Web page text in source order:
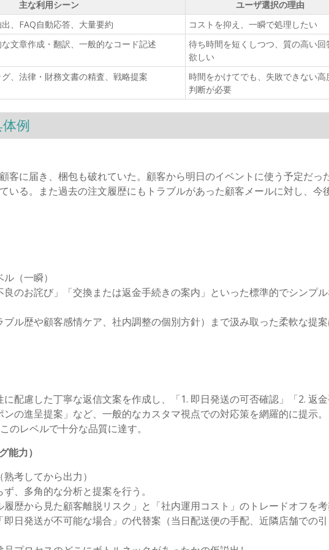
主な利用シーン
ユーザ選択の理由
、 FAQ自動応答、大量要約
コストを抑え、一瞬で処理したい
文章作成・翻訳、一般的なコード記述
待ち時間を短くしつつ、質の高い回
欲しい
、法律・財務文書の精査、戦略提案
時間をかけてでも、失敗できない高
判断が必要
例
客に届き、梱包も破れていた。顧客から明日のイベントに使う予定だっ
いる。また過去の注文履歴にもトラブルがあった顧客メールに対し、今
（一瞬）
良のお詫び」「交換または返金手続きの案内」といった標準的でシンプ
ル歴や顧客感情ケア、社内調整の個別方針）まで汲み取った柔軟な提案
に配慮した丁寧な返信文案を作成し、「1. 即日発送の可否確認」「2. 返
の進呈提案」など、一般的なカスタマ視点での対応策を網羅的に提示。
のレベルで十分な品質に達す。
能力）
考してから出力）
、多角的な分析と提案を行う。
履歴から見た顧客離脱リスク」と「社内運用コスト」のトレードオフを考
「即日発送が不可能な場合」の代替案（当日配送便の手配、近隣店舗での